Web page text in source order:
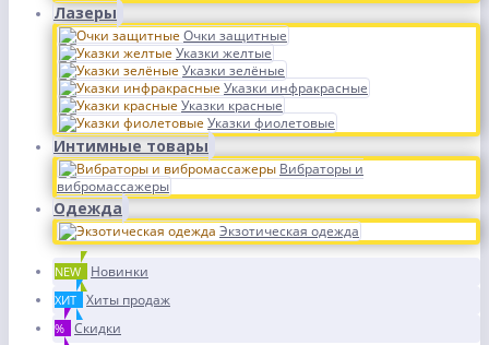
Лазеры
Очки защитные
Указки желтые
Указки зелёные
Указки инфракрасные
Указки красные
Указки фиолетовые
Интимные товары
Вибраторы и
вибромассажеры
Одежда
Экзотическая одежда
NEW Новинки
ХИТ Хиты продаж
% Скидки